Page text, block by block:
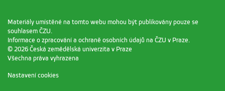
Materiály umístěné na tomto webu mohou být publikovány pouze se
souhlasem ČZU.
Informace o zpracování a ochraně osobních údajů na ČZU v Praze.
© 2026 Česká zemědělská univerzita v Praze
Všechna práva vyhrazena
Nastavení cookies